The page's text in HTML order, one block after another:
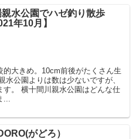
水公園でハゼ釣り散歩
年10月】
大きめ。10cm前後がたくさん生
公園よりは数は少ないですが、
。 横十間川親水公園はどんな仕
がどろ）